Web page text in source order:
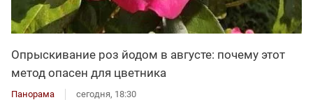
Опрыскивание роз йодом в августе: почему этот
метод опасен для цветника
Панорама сегодня, 18:30